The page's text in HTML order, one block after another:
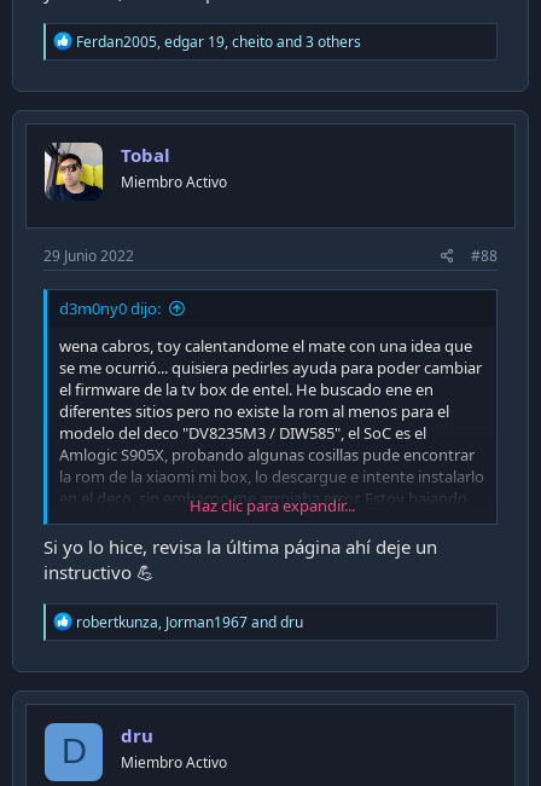
R
e
c
t
o
n
s
Ferdan2005,edgar 19,cheitoand 3 others
Tobal
Miembro Activo
29 Junio 2022 #88
d3m0ny0 dijo:
wena cabros, toy calentandome el mate con una idea que
se me ocurrió... quisiera pedirles ayuda para poder cambiar
el firmware de la tv box de entel. He buscado ene en
diferentes sitios pero no existe la rom al menos para el
modelo del deco "DV8235M3 / DIW585", el SoC es el
Amlogic S905X, probando algunas cosillas pude encontrar
la rom de la xiaomi mi box, lo descargue e intente instalarlo
en el deco, sin embargo me arrojaba error. Estoy bajando
otras roms de tv box parecidas que ocupen el mismo soc y
que se basen en android tv 9 pero no he encontrado
ninguna.
La idea que tengo es instalar firmware sin el launcher ni
limitaciones que le instala entel, como no pude lograrlo
traté de instalar otro launcher (Google TV) que me
energía este se reinicio con el launcher entel. Si alguien
sabe como poder eliminar el launcher por completo o
"adicionales" de entel se lo agradecería.
Haz clic para expandir...
Si yo lo hice, revisa la última página ahí deje un
instructivo 💪
R
e
c
t
o
n
robertkunza, Jorman1967anddru
D dru
Miembro Activo